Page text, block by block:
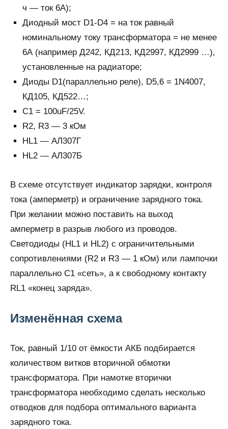
ч — ток 6А);
Диодный мост D1-D4 = на ток равный
номинальному току трансформатора = не менее
6А (например Д242, КД213, КД2997, КД2999 …),
установленные на радиаторе;
Диоды D1(параллельно реле), D5,6 = 1N4007,
КД105, КД522…;
C1 = 100uF/25V.
R2, R3 — 3 кОм
HL1 — АЛ307Г
HL2 — АЛ307Б
В схеме отсутствует индикатор зарядки, контроля
тока (амперметр) и ограничение зарядного тока.
При желании можно поставить на выход
амперметр в разрыв любого из проводов.
Светодиоды (HL1 и HL2) с ограничительными
сопротивлениями (R2 и R3 — 1 кОм) или лампочки
параллельно С1 «сеть», а к свободному контакту
RL1 «конец заряда».
Изменённая схема
Ток, равный 1/10 от ёмкости АКБ подбирается
количеством витков вторичной обмотки
трансформатора. При намотке вторички
трансформатора необходимо сделать несколько
отводков для подбора оптимального варианта
зарядного тока.